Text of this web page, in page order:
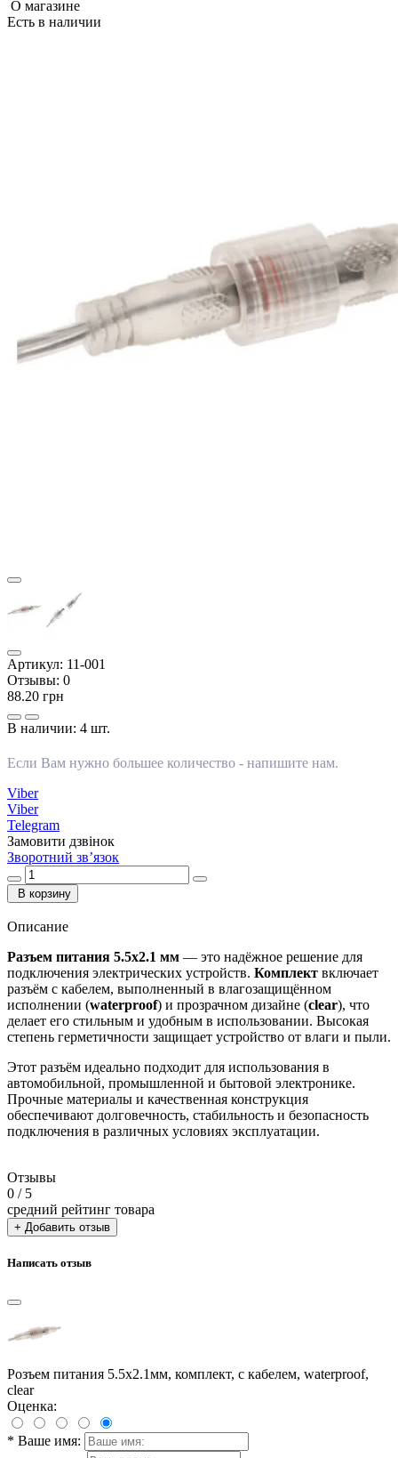
О магазине
Есть в наличии
Артикул: 11-001
Отзывы: 0
88.20 грн
В наличии: 4 шт.
Если Вам нужно большее количество - напишите нам.
Viber
Viber
Telegram
Замовити дзвінок
Зворотний зв’язок
В корзину
Описание
Разъем питания 5.5x2.1 мм — это надёжное решение для
подключения электрических устройств. Комплект включает
разъём с кабелем, выполненный в влагозащищённом
исполнении (waterproof) и прозрачном дизайне (clear), что
делает его стильным и удобным в использовании. Высокая
степень герметичности защищает устройство от влаги и пыли.
Этот разъём идеально подходит для использования в
автомобильной, промышленной и бытовой электронике.
Прочные материалы и качественная конструкция
обеспечивают долговечность, стабильность и безопасность
подключения в различных условиях эксплуатации.
Отзывы
0 / 5
средний рейтинг товара
+ Добавить отзыв
Написать отзыв
Розъем питания 5.5x2.1мм, комплект, с кабелем, waterproof,
clear
Оценка:
* Ваше имя: